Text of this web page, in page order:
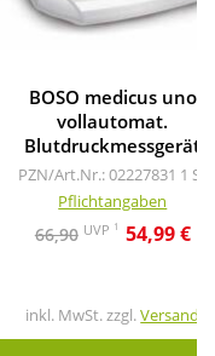
BOSO medicus uno
vollautomat.
Blutdruckmessgerät
PZN/Art.Nr.: 02227831 1 St
Pflichtangaben
66,90 UVP 1 54,99 €
inkl. MwSt. zzgl.Versand